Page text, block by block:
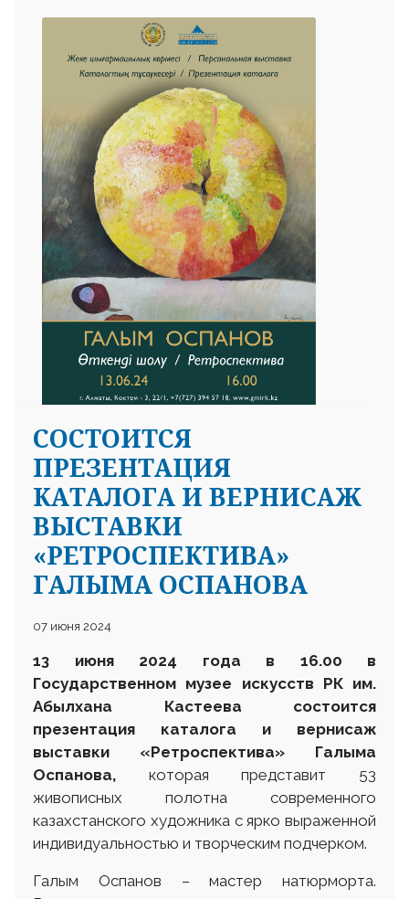
СОСТОИТСЯ
ПРЕЗЕНТАЦИЯ
КАТАЛОГА И ВЕРНИСАЖ
ВЫСТАВКИ
«РЕТРОСПЕКТИВА»
ГАЛЫМА ОСПАНОВА
07 июня 2024
13 июня 2024 года в 16.00 в
Государственном музее искусств РК им.
Абылхана Кастеева состоится
презентация каталога и вернисаж
выставки «Ретроспектива» Галыма
Оспанова, которая представит 53
живописных полотна современного
казахстанского художника с ярко выраженной
индивидуальностью и творческим подчерком.
Галым Оспанов – мастер натюрморта.